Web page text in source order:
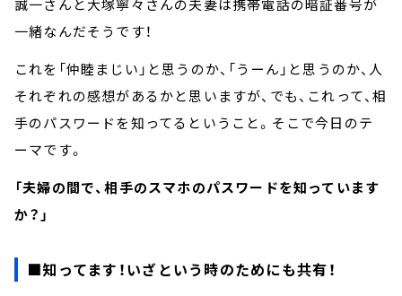
誠一さんと大塚寧々さんの夫妻は携帯電話の暗証番号が
一緒なんだそうです！
これを「仲睦まじい」と思うのか、「うーん」と思うのか、人
それぞれの感想があるかと思いますが、でも、これって、相
手のパスワードを知ってるということ。そこで今日のテ
ーマです。
「夫婦の間で、相手のスマホのパスワードを知っています
か？」
■知ってます！いざという時のためにも共有！